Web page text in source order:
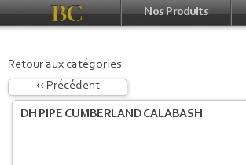
Nos Produits
Retour aux catégories
‹‹ Précédent
DH PIPE CUMBERLAND CALABASH